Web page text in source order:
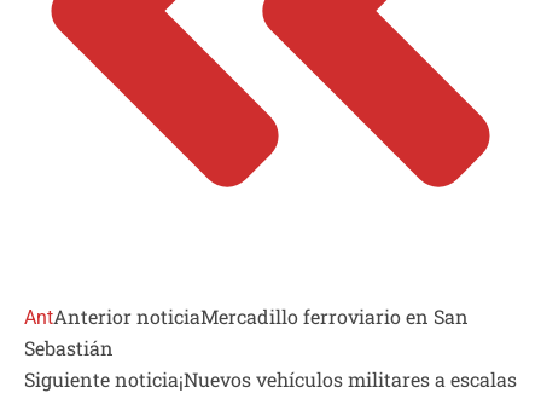
AntAnterior noticiaMercadillo ferroviario en San
Sebastián
Siguiente noticia¡Nuevos vehículos militares a escalas